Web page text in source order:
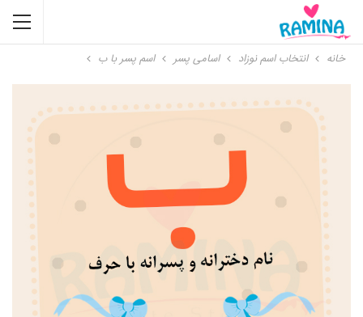
خانه انتخاب اسم نوزاد اسامی پسر اسم پسر با ب